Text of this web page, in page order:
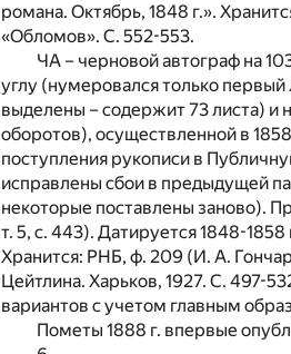
романа. Октябрь, 1848 г.».
«Обломов». С. 552-553.
ЧА – черновой автограф на
углу (нумеровался только первый
выделены – содержит 73 листа) и
оборотов), осуществленной в
поступления рукописи в
исправлены сбои в предыдущей
некоторые поставлены заново).
т. 5, с. 443). Датируется 1848-
Хранится: РНБ, ф. 209 (И. А.
Цейтлина. Харьков, 1927. С. 497-
вариантов с учетом главным
Пометы 1888 г. впервые